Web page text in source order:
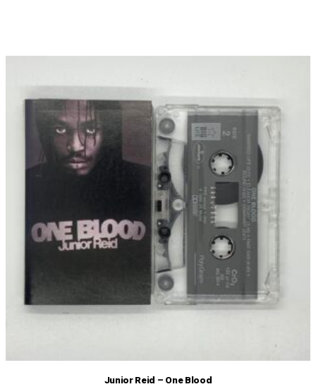
Junior Reid – One Blood